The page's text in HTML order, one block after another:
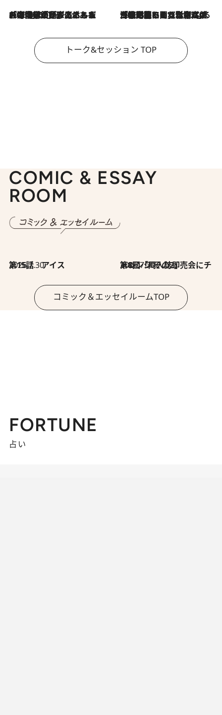
2026.8.3
「今後値上げがあるとすれば…」「リスクがあるのは今年の冬」エネルギー専門家が語る、ホルムズ海峡封鎖が家庭にもたらす“ある心配” 2026.8.3
「住宅建てられない…」「サーチャージ料の高値が続いている」ホルムズ海峡封鎖による影響はいつまで続く？《エネルギー専門家に聞く“どうなる日本の暮らし”》
トーク&セッション TOP
COMIC & ESSAY
ROOM
2026.7.30
第15話 アイス 2026.7.30
第8回「同人誌即売会にチャレンジ その2」
コミック＆エッセイルームTOP
FORTUNE
占い